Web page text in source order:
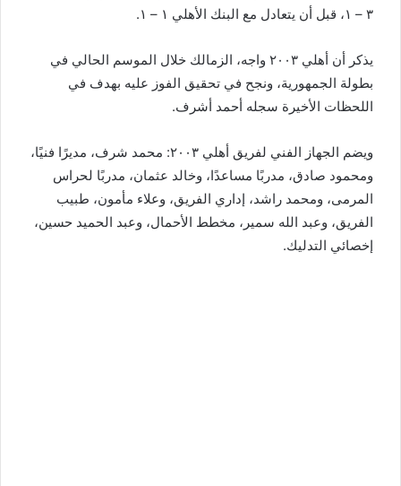
٣ – ١، قبل أن يتعادل مع البنك الأهلي ١ – ١.
يذكر أن أهلي ٢٠٠٣ واجه، الزمالك خلال الموسم الحالي في
بطولة الجمهورية، ونجح في تحقيق الفوز عليه بهدف في
اللحظات الأخيرة سجله أحمد أشرف.
ويضم الجهاز الفني لفريق أهلي ٢٠٠٣: محمد شرف، مديرًا فنيًا،
ومحمود صادق، مدربًا مساعدًا، وخالد عثمان، مدربًا لحراس
المرمى، ومحمد راشد، إداري الفريق، وعلاء مأمون، طبيب
الفريق، وعبد الله سمير، مخطط الأحمال، وعبد الحميد حسين،
إخصائي التدليك.